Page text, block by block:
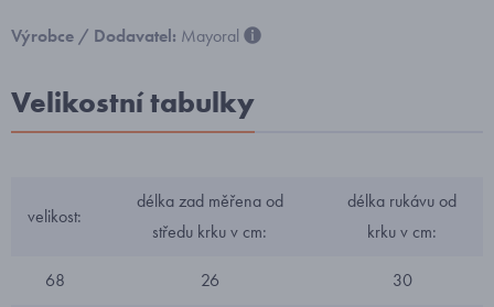
Výrobce / Dodavatel: Mayoral
Velikostní tabulky
velikost:
délka zad měřena od
středu krku v cm:
délka rukávu od
krku v cm:
68 26 30